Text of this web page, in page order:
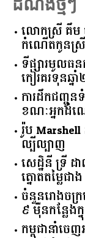
ដំណឹងថ្មីៗ
លោកស្រី គឹម
កំណើតកូនស្រី
ទីផ្សារ​មូលធន​
កៀរគរ​ទុន​ឆ្
ការដឹកជញ្ជូន
ខណៈអ្នកដំណ
រ៉ូប
ល្បីល្បាញ
សេដ្ឋិនី ទ្រី
ត្នោតតម្លៃជា
ចំនួន​រោងចក្រ​
៩​ ​ម៉ឺន​កន្លែង​